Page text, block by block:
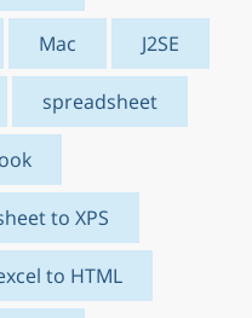
Mac J2SE
spreadsheet
to XPS
to HTML